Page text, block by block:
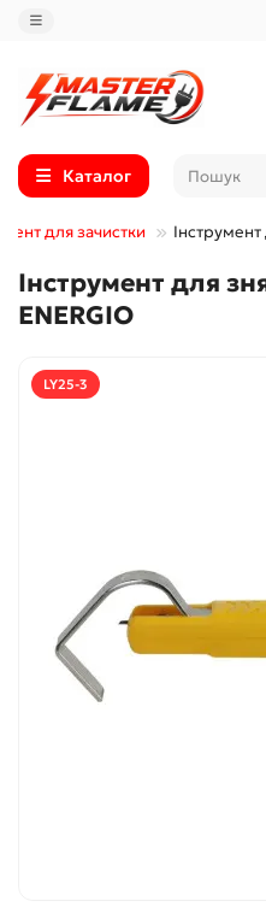
Каталог
для зачистки Інструмент
Інструмент для
ENERGIO
LY25-3